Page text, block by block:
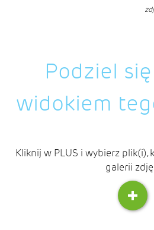
Podziel
widokiem
Kliknij w PLUS i wybierz plik(i),
galerii